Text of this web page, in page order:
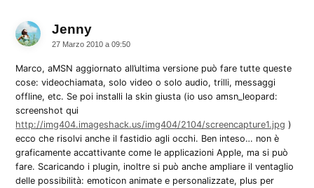
Jennydice:
27 Marzo 2010 a 09:50
Marco, aMSN aggiornato all’ultima versione può fare tutte queste
cose: videochiamata, solo video o solo audio, trilli, messaggi
offline, etc. Se poi installi la skin giusta (io uso amsn_leopard:
screenshot qui
http://img404.imageshack.us/img404/2104/screencapture1.jpg )
ecco che risolvi anche il fastidio agli occhi. Ben inteso… non è
graficamente accattivante come le applicazioni Apple, ma si può
fare. Scaricando i plugin, inoltre si può anche ampliare il ventaglio
delle possibilità: emoticon animate e personalizzate, plus per